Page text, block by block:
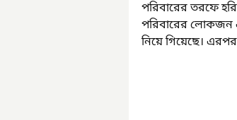
পরিবারের তরফে
পরিবারের লোকজন
নিয়ে গিয়েছে।